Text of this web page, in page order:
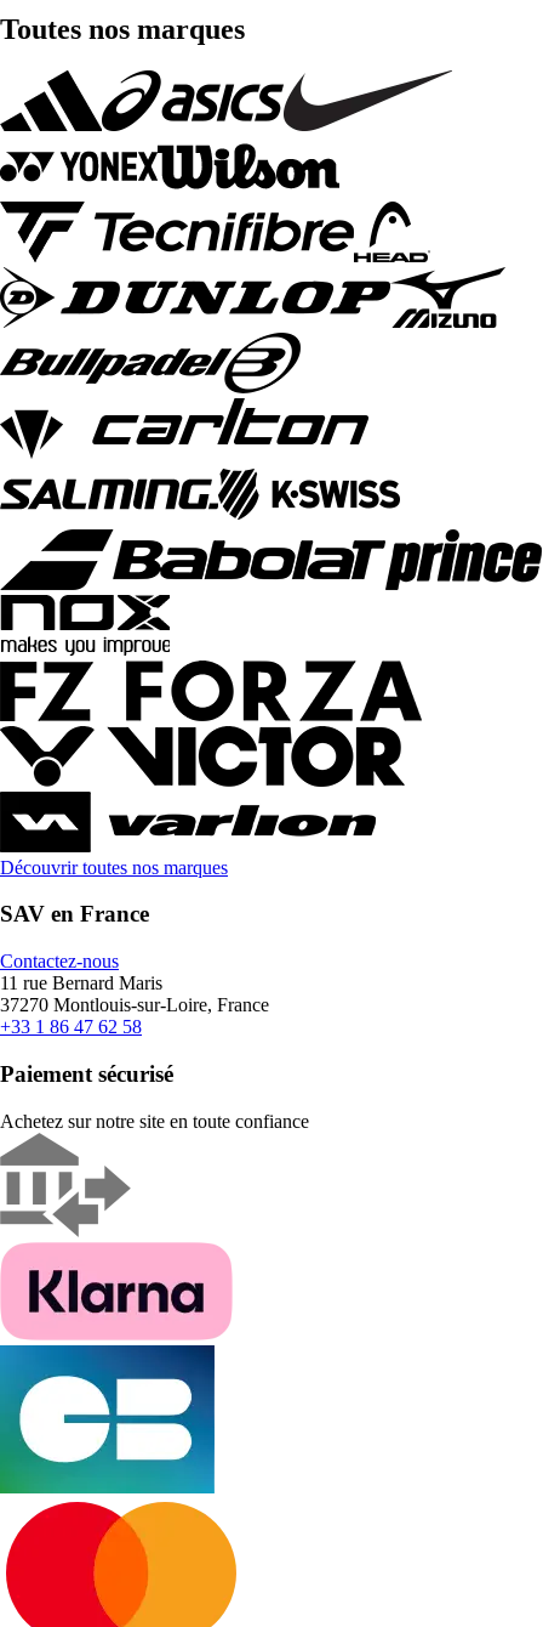
Toutes nos marques
Découvrir toutes nos marques
SAV en France
Contactez-nous
11 rue Bernard Maris
37270 Montlouis-sur-Loire, France
+33 1 86 47 62 58
Paiement sécurisé
Achetez sur notre site en toute confiance